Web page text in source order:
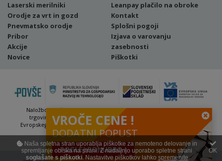
Laserski merilniki
Orodje za vrt in gozd
Pnevmatsko orodje
Pribor
Akcije
Novice
Leanpay plačilo na obroke
Kontakt
Splošni pogoji
Izjava o varovanju
zasebnosti
Piškotki
Naložbo (Vavčer za digitalni marketing - spletna stran ter spletna
trgovina) sofinancirata Republika Slovenija in Evropska unija iz
Evropskega sklada za regionalni razvoj. Sofinanciranje se je pridobilo
preko Vavčerja za digitalni marketing.
VROČE CENE !
DODATNI POPUST
POGLEJ PONUDBO !
Naša spletna stran uporablja piškotke za nemoteno delovanje in
spremljanje obiska na strani. Z nadaljnjo uporabo spletne strani
soglašate s piškotki. Nastavitve piškotkov lahko spremenite
OK